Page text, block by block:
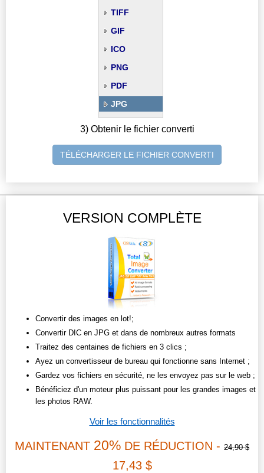
TIFF
GIF
ICO
PNG
PDF
JPG
3) Obtenir le fichier converti
TÉLÉCHARGER LE FICHIER CONVERTI
VERSION COMPLÈTE
Convertir des images en lot!;
Convertir DIC en JPG et dans de nombreux autres formats
Traitez des centaines de fichiers en 3 clics ;
Ayez un convertisseur de bureau qui fonctionne sans Internet ;
Gardez vos fichiers en sécurité, ne les envoyez pas sur le web ;
Bénéficiez d'un moteur plus puissant pour les grandes images et
les photos RAW.
Voir les fonctionnalités
MAINTENANT 20% DE RÉDUCTION - 24,90 $
17,43 $